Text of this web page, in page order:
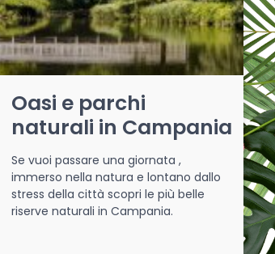
Oasi e parchi
naturali in Campania
Se vuoi passare una giornata ,
immerso nella natura e lontano dallo
stress della città scopri le più belle
riserve naturali in Campania.